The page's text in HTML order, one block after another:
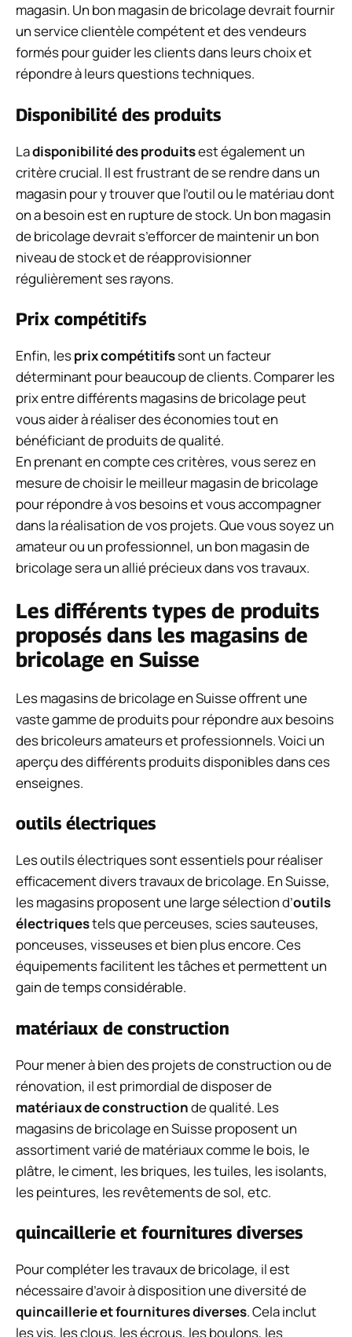
magasin. Un bon magasin de bricolage devrait fournir
un service clientèle compétent et des vendeurs
formés pour guider les clients dans leurs choix et
répondre à leurs questions techniques.
Disponibilité des produits
Ladisponibilité des produitsest également un
critère crucial. Il est frustrant de se rendre dans un
magasin pour y trouver que l’outil ou le matériau dont
on a besoin est en rupture de stock. Un bon magasin
de bricolage devrait s’efforcer de maintenir un bon
niveau de stock et de réapprovisionner
régulièrement ses rayons.
Prix compétitifs
Enfin, lesprix compétitifssont un facteur
déterminant pour beaucoup de clients. Comparer les
prix entre différents magasins de bricolage peut
vous aider à réaliser des économies tout en
bénéficiant de produits de qualité.
En prenant en compte ces critères, vous serez en
mesure de choisir le meilleur magasin de bricolage
pour répondre à vos besoins et vous accompagner
dans la réalisation de vos projets. Que vous soyez un
amateur ou un professionnel, un bon magasin de
bricolage sera un allié précieux dans vos travaux.
Les différents types de produits
proposés dans les magasins de
bricolage en Suisse
Les magasins de bricolage en Suisse offrent une
vaste gamme de produits pour répondre aux besoins
des bricoleurs amateurs et professionnels. Voici un
aperçu des différents produits disponibles dans ces
enseignes.
outils électriques
Les outils électriques sont essentiels pour réaliser
efficacement divers travaux de bricolage. En Suisse,
les magasins proposent une large sélection d’outils
électriquestels que perceuses, scies sauteuses,
ponceuses, visseuses et bien plus encore. Ces
équipements facilitent les tâches et permettent un
gain de temps considérable.
matériaux de construction
Pour mener à bien des projets de construction ou de
rénovation, il est primordial de disposer de
matériaux de constructionde qualité. Les
magasins de bricolage en Suisse proposent un
assortiment varié de matériaux comme le bois, le
plâtre, le ciment, les briques, les tuiles, les isolants,
les peintures, les revêtements de sol, etc.
quincaillerie et fournitures diverses
Pour compléter les travaux de bricolage, il est
nécessaire d’avoir à disposition une diversité de
quincaillerie et fournitures diverses. Cela inclut
les vis, les clous, les écrous, les boulons, les